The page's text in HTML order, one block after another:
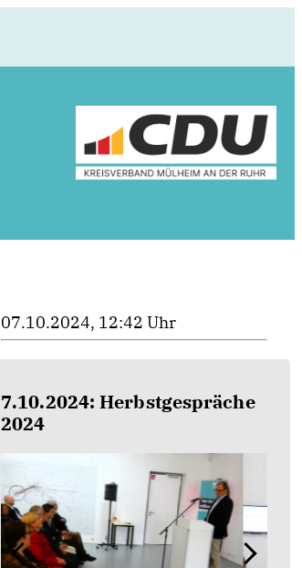
07.10.2024, 12:42 Uhr
7.10.2024: Herbstgespräche
2024